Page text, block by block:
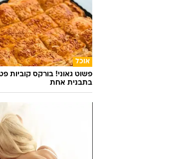
אוכל
פשוט גאוני! בורקס קוביות
בתבנית אחת